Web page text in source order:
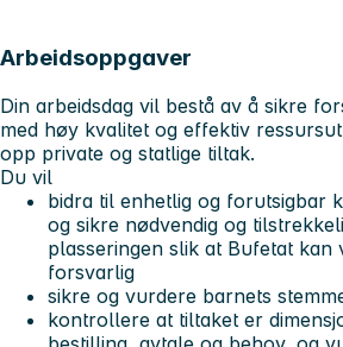
Arbeidsoppgaver
Din arbeidsdag vil bestå av å sikre
med høy kvalitet og effektiv
opp private og statlige tiltak.
Du vil
bidra til enhetlig og forutsigbar
og sikre nødvendig og
plasseringen slik at Bufetat kan
forsvarlig
sikre og vurdere barnets
kontrollere at tiltaket er